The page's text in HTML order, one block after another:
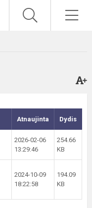
Atnaujinta Dydis
2026-02-06
13:29:46
254.66
KB
2024-10-09
18:22:58
194.09
KB